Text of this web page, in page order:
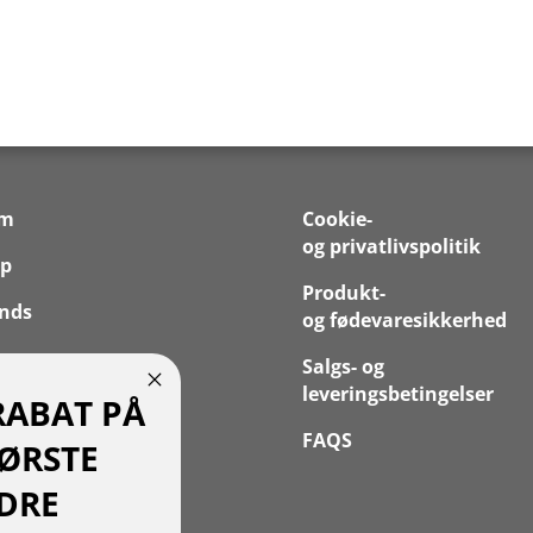
Konto
Cookie-
og privatlivspolitik
Produkt-
og fødevaresikkerhed
Salgs- og
leveringsbetingelser
FAQS
PÅ